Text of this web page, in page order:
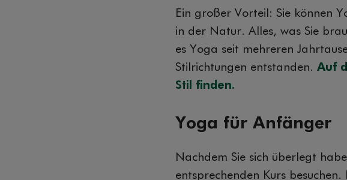
Ein großer Vorteil: Sie können
in der Natur. Alles, was Sie
es Yoga seit mehreren
Stilrichtungen entstanden. Auf
Stil finden.
Yoga für Anfänger
Nachdem Sie sich überlegt
entsprechenden Kurs